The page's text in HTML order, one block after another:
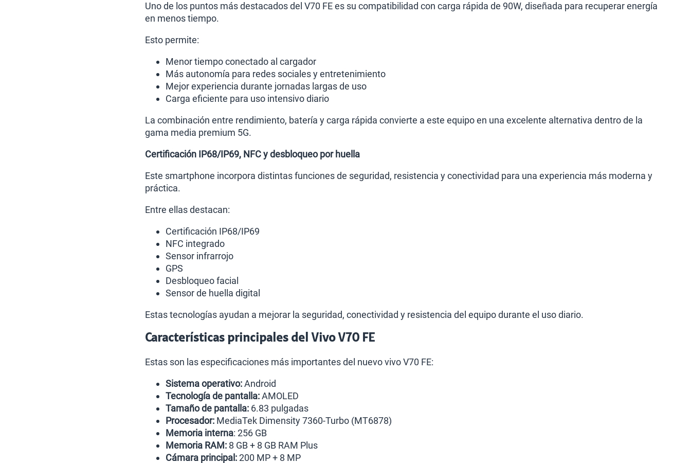
Uno de los puntos más destacados del V70 FE es su compatibilidad con carga rápida de 90W, diseñada para recuperar energía
en menos tiempo.
Esto permite:
Menor tiempo conectado al cargador
Más autonomía para redes sociales y entretenimiento
Mejor experiencia durante jornadas largas de uso
Carga eficiente para uso intensivo diario
La combinación entre rendimiento, batería y carga rápida convierte a este equipo en una excelente alternativa dentro de la
gama media premium 5G.
Certificación IP68/IP69, NFC y desbloqueo por huella
Este smartphone incorpora distintas funciones de seguridad, resistencia y conectividad para una experiencia más moderna y
práctica.
Entre ellas destacan:
Certificación IP68/IP69
NFC integrado
Sensor infrarrojo
GPS
Desbloqueo facial
Sensor de huella digital
Estas tecnologías ayudan a mejorar la seguridad, conectividad y resistencia del equipo durante el uso diario.
Características principales del Vivo V70 FE
Estas son las especificaciones más importantes del nuevo vivo V70 FE:
Sistema operativo:Android
Tecnología de pantalla:AMOLED
Tamaño de pantalla: 6.83 pulgadas
Procesador: MediaTek Dimensity 7360-Turbo (MT6878)
Memoria interna: 256 GB
Memoria RAM: 8 GB + 8 GB RAM Plus
Cámara principal:200 MP + 8 MP